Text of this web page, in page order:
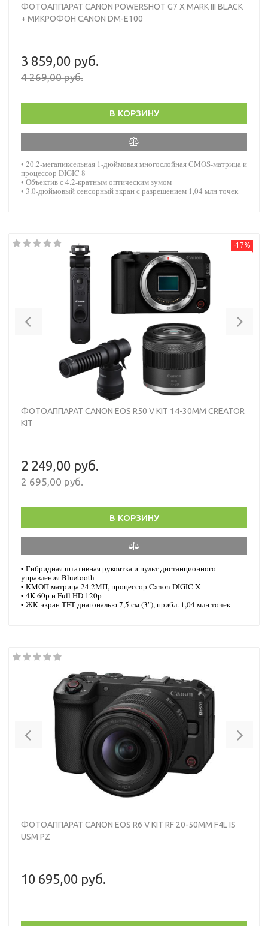
ФОТОАППАРАТ CANON POWERSHOT G7 X MARK III BLACK
+ МИКРОФОН CANON DM-E100
3 859,00 руб.
4 269,00 руб.
В КОРЗИНУ
• 20.2-мегапиксельная 1-дюймовая многослойная CMOS-матрица и
процессор DIGIC 8
• Объектив с 4.2-кратным оптическим зумом
• 3.0-дюймовый сенсорный экран с разрешением 1,04 млн точек
Previous
-17%
ФОТОАППАРАТ CANON EOS R50 V KIT 14-30MM CREATOR
KIT
2 249,00 руб.
2 695,00 руб.
В КОРЗИНУ
• Гибридная штативная рукоятка и пульт дистанционного
управления Bluetooth
• КМОП матрица 24.2МП, процессор Canon DIGIC X
• 4K 60p и Full HD 120p
• ЖК-экран TFT диагональю 7,5 см (3"), прибл. 1,04 млн точек
ФОТОАППАРАТ CANON EOS R6 V KIT RF 20-50MM F4L IS
USM PZ
10 695,00 руб.